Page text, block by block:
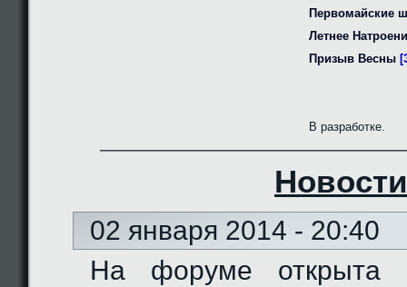
Первомайские
Летнее
Призыв Весны
В разработке.
02 января 2014 - 20:40
На форуме